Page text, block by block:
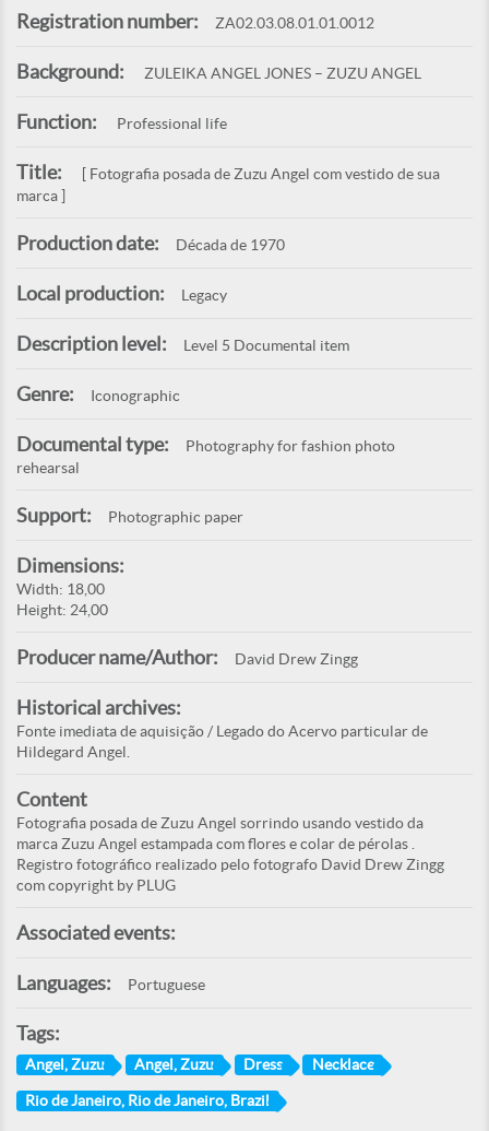
Registration number: ZA02.03.08.01.01.0012
Background: ZULEIKA ANGEL JONES – ZUZU ANGEL
Function: Professional life
Title:
[ Fotografia posada de Zuzu Angel com vestido de sua
marca ]
Production date: Década de 1970
Local production: Legacy
Description level: Level 5 Documental item
Genre: Iconographic
Documental type:
Photography for fashion photo
rehearsal
Support: Photographic paper
Dimensions:
Width: 18,00
Height: 24,00
Producer name/Author: David Drew Zingg
Historical archives:
Fonte imediata de aquisição / Legado do Acervo particular de
Hildegard Angel.
Content
Fotografia posada de Zuzu Angel sorrindo usando vestido da
marca Zuzu Angel estampada com flores e colar de pérolas .
Registro fotográfico realizado pelo fotografo David Drew Zingg
com copyright by PLUG
Associated events:
Languages: Portuguese
Tags:
Angel, Zuzu Angel, Zuzu Dress Necklace
Rio de Janeiro, Rio de Janeiro, Brazil